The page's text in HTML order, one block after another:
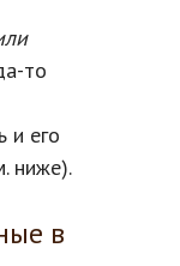
то
и его
ниже).
в